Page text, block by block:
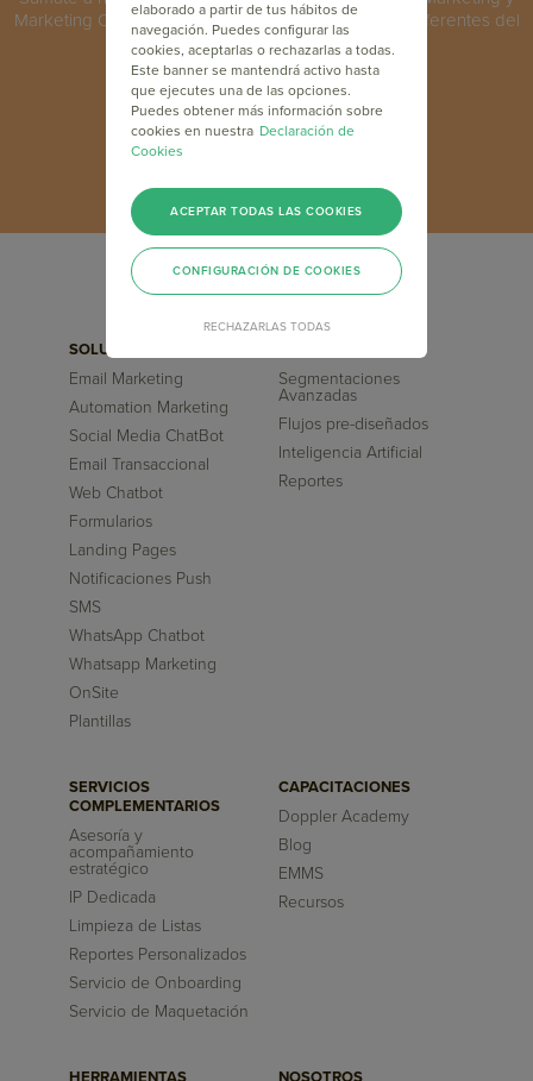
Marketing Online y capacítate junto a los máximos referentes del
sector a nivel mundial.
INSCRÍBETE GRATIS
SOLUCIONES
Email Marketing
Automation Marketing
Social Media ChatBot
Email Transaccional
Web Chatbot
Formularios
Landing Pages
Notificaciones Push
SMS
WhatsApp Chatbot
Whatsapp Marketing
OnSite
Plantillas
Segmentaciones
Avanzadas
Flujos pre-diseñados
Inteligencia Artificial
Reportes
SERVICIOS
COMPLEMENTARIOS
Asesoría y
acompañamiento
estratégico
IP Dedicada
Limpieza de Listas
Reportes Personalizados
Servicio de Onboarding
Servicio de Maquetación
CAPACITACIONES
Doppler Academy
Blog
EMMS
Recursos
HERRAMIENTAS NOSOTROS
elaborado a partir de tus hábitos de
navegación. Puedes configurar las
cookies, aceptarlas o rechazarlas a todas.
Este banner se mantendrá activo hasta
que ejecutes una de las opciones.
Puedes obtener más información sobre
cookies en nuestra Declaración de
Cookies
RECHAZARLAS TODAS
ACEPTAR TODAS LAS COOKIES
CONFIGURACIÓN DE COOKIES